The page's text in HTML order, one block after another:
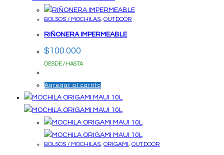
BOLSOS / MOCHILAS, OUTDOOR
RIÑONERA IMPERMEABLE
$100.000
DESDE / HASTA
Agregar al carrito
BOLSOS / MOCHILAS, ORIGAMI , OUTDOOR